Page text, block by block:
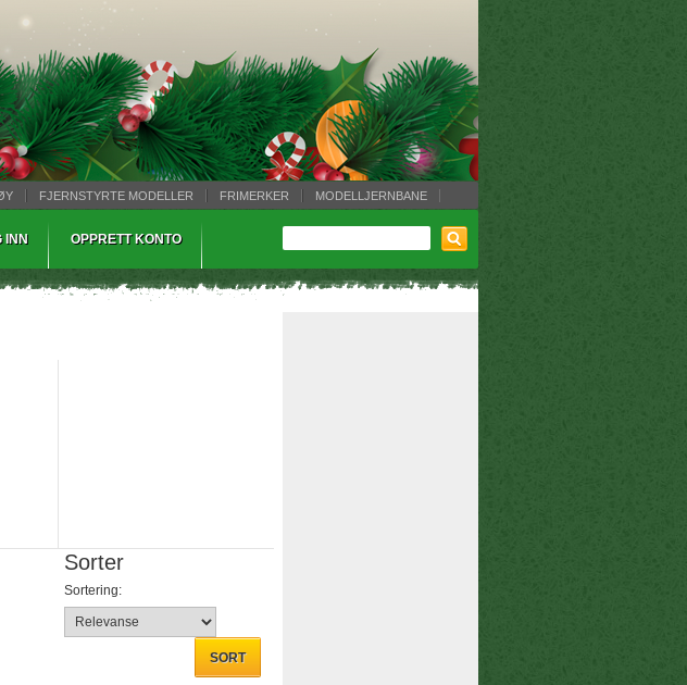
FJERNSTYRTE MODELLER FRIMERKER
MODELLJERNBANE
INN OPPRETT KONTO
Sorter
Sortering: